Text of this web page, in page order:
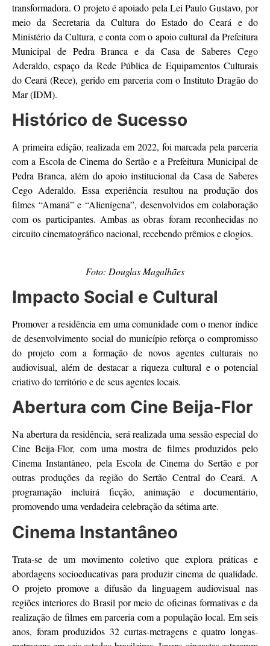
transformadora. O projeto é apoiado pela Lei Paulo Gustavo, por
meio da Secretaria da Cultura do Estado do Ceará e do
Ministério da Cultura, e conta com o apoio cultural da Prefeitura
Municipal de Pedra Branca e da Casa de Saberes Cego
Aderaldo, espaço da Rede Pública de Equipamentos Culturais
do Ceará (Rece), gerido em parceria com o Instituto Dragão do
Mar (IDM).
Histórico de Sucesso
A primeira edição, realizada em 2022, foi marcada pela parceria
com a Escola de Cinema do Sertão e a Prefeitura Municipal de
Pedra Branca, além do apoio institucional da Casa de Saberes
Cego Aderaldo. Essa experiência resultou na produção dos
filmes “Amaná” e “Alienígena”, desenvolvidos em colaboração
com os participantes. Ambas as obras foram reconhecidas no
circuito cinematográfico nacional, recebendo prêmios e elogios.
Foto: Douglas Magalhães
Impacto Social e Cultural
Promover a residência em uma comunidade com o menor índice
de desenvolvimento social do município reforça o compromisso
do projeto com a formação de novos agentes culturais no
audiovisual, além de destacar a riqueza cultural e o potencial
criativo do território e de seus agentes locais.
Abertura com Cine Beija-Flor
Na abertura da residência, será realizada uma sessão especial do
Cine Beija-Flor, com uma mostra de filmes produzidos pelo
Cinema Instantâneo, pela Escola de Cinema do Sertão e por
outras produções da região do Sertão Central do Ceará. A
programação incluirá ficção, animação e documentário,
promovendo uma verdadeira celebração da sétima arte.
Cinema Instantâneo
Trata-se de um movimento coletivo que explora práticas e
abordagens socioeducativas para produzir cinema de qualidade.
O projeto promove a difusão da linguagem audiovisual nas
regiões interiores do Brasil por meio de oficinas formativas e da
realização de filmes em parceria com a população local. Em seis
anos, foram produzidos 32 curtas-metragens e quatro longas-